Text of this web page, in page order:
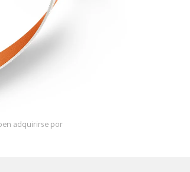
adquirirse por